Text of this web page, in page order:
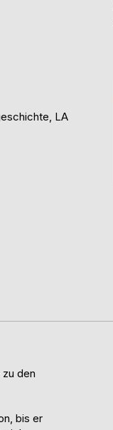
LA
den
bis er